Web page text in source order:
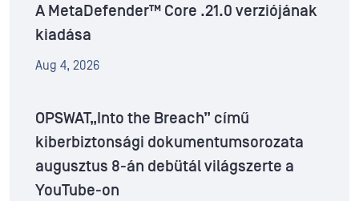
A MetaDefender™ Core .21.0 verziójának
kiadása
Aug 4, 2026
OPSWAT„Into the Breach” című
kiberbiztonsági dokumentumsorozata
augusztus 8-án debütál világszerte a
YouTube-on